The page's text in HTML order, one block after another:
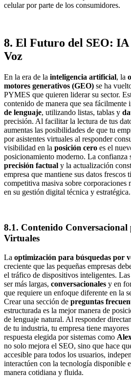
celular por parte de los consumidores.
8. El Futuro del SEO: IA
Voz
En la era de la inteligencia artificial, la
motores generativos (GEO) se ha
PYMES que quieren liderar su sector.
contenido de manera que sea fácilmente
de lenguaje, utilizando listas, tablas y
precisión. Al facilitar la lectura de tus
aumentas las posibilidades de que tu
por asistentes virtuales al responder
visibilidad en la posición cero es el
posicionamiento moderno. La confianza
precisión factual y la actualización
empresa que mantiene sus datos frescos
competitiva masiva sobre corporaciones
en su gestión digital técnica y estratégica.
8.1. Contenido Conversacional
Virtuales
La optimización para búsquedas por
creciente que las pequeñas empresas
el tráfico de dispositivos inteligentes.
ser más largas, conversacionales y en
que requiere un enfoque diferente en la
Crear una sección de preguntas
estructurada es la mejor manera de
de lenguaje natural. Al responder
de tu industria, tu empresa tiene
respuesta elegida por sistemas como
no solo mejora el SEO, sino que hace
accesible para todos los usuarios,
interactúen con la tecnología disponible
manera cotidiana y fluida.